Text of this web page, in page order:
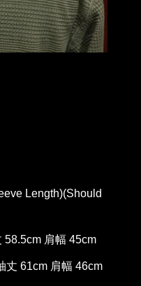
Length)(Should
58.5cm 肩幅 45cm
丈 61cm 肩幅 46cm